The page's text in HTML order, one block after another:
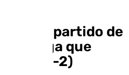
lleva un partido de
Málaga que
final (3-2)